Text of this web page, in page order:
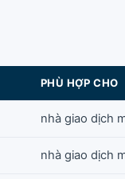
PHÙ HỢP CHO
nhà giao dịch
nhà giao dịch